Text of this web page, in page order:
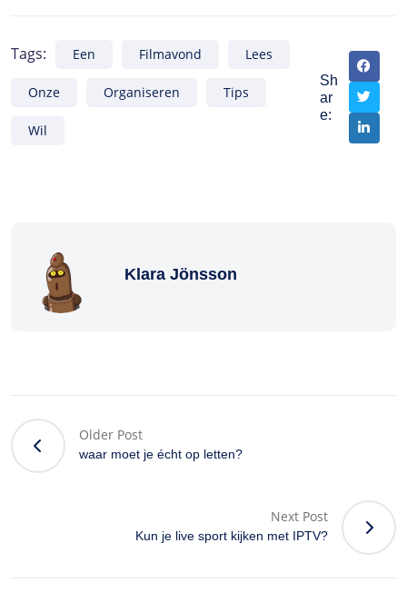
Tags: Een Filmavond Lees
Onze Organiseren Tips
Wil
Sh
ar
e:
Klara Jönsson
Older Post
waar moet je écht op letten?
Next Post
Kun je live sport kijken met IPTV?